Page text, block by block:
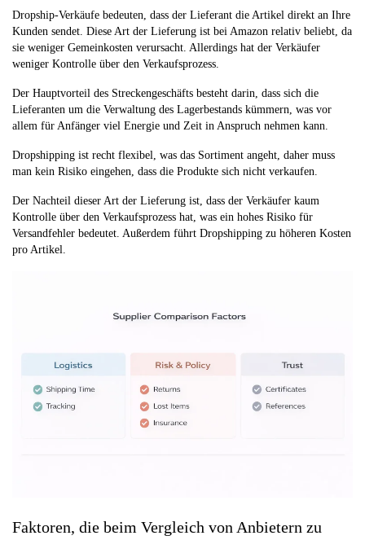
Dropship-Verkäufe bedeuten, dass der Lieferant die Artikel direkt an Ihre
Kunden sendet. Diese Art der Lieferung ist bei Amazon relativ beliebt, da
sie weniger Gemeinkosten verursacht. Allerdings hat der Verkäufer
weniger Kontrolle über den Verkaufsprozess.
Der Hauptvorteil des Streckengeschäfts besteht darin, dass sich die
Lieferanten um die Verwaltung des Lagerbestands kümmern, was vor
allem für Anfänger viel Energie und Zeit in Anspruch nehmen kann.
Dropshipping ist recht flexibel, was das Sortiment angeht, daher muss
man kein Risiko eingehen, dass die Produkte sich nicht verkaufen.
Der Nachteil dieser Art der Lieferung ist, dass der Verkäufer kaum
Kontrolle über den Verkaufsprozess hat, was ein hohes Risiko für
Versandfehler bedeutet. Außerdem führt Dropshipping zu höheren Kosten
pro Artikel.
Faktoren, die beim Vergleich von Anbietern zu